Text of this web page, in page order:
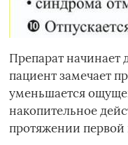
Препарат начинает
пациент замечает
уменьшается
накопительное
протяжении первой